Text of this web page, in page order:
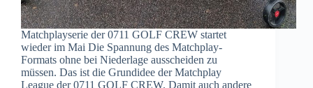
Matchplayserie der 0711 GOLF CREW startet
wieder im Mai Die Spannung des Matchplay-
Formats ohne bei Niederlage ausscheiden zu
müssen. Das ist die Grundidee der Matchplay
League der 0711 GOLF CREW. Damit auch andere